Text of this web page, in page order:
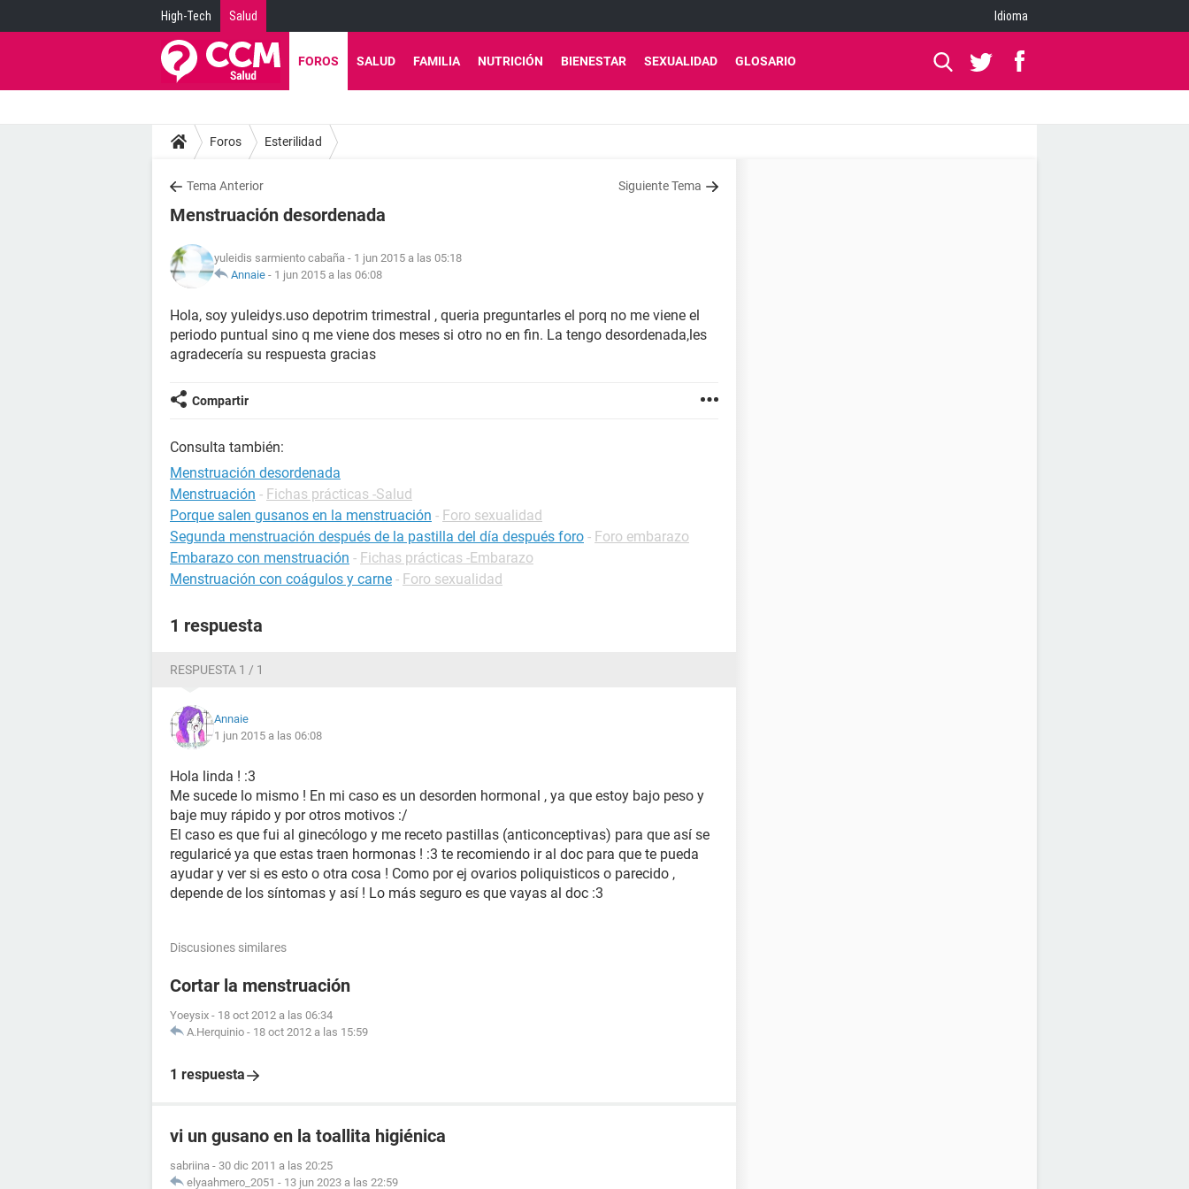
High-Tech Salud Idioma
FOROS SALUD FAMILIA NUTRICIÓN BIENESTAR SEXUALIDAD GLOSARIO
Foros Esterilidad
Tema Anterior Siguiente Tema
Menstruación desordenada
yuleidis sarmiento cabaña - 1 jun 2015 a las 05:18
Annaie - 1 jun 2015 a las 06:08
Hola, soy yuleidys.uso depotrim trimestral , queria preguntarles el porq no me viene el
periodo puntual sino q me viene dos meses si otro no en fin. La tengo desordenada,les
agradecería su respuesta gracias
Compartir
Consulta también:
Menstruación desordenada
Menstruación - Fichas prácticas -Salud
Porque salen gusanos en la menstruación - Foro sexualidad
Segunda menstruación después de la pastilla del día después foro - Foro embarazo
Embarazo con menstruación - Fichas prácticas -Embarazo
Menstruación con coágulos y carne - Foro sexualidad
1 respuesta
RESPUESTA 1 / 1
Annaie
1 jun 2015 a las 06:08
Hola linda ! :3
Me sucede lo mismo ! En mi caso es un desorden hormonal , ya que estoy bajo peso y
baje muy rápido y por otros motivos :/
El caso es que fui al ginecólogo y me receto pastillas (anticonceptivas) para que así se
regularicé ya que estas traen hormonas ! :3 te recomiendo ir al doc para que te pueda
ayudar y ver si es esto o otra cosa ! Como por ej ovarios poliquisticos o parecido ,
depende de los síntomas y así ! Lo más seguro es que vayas al doc :3
Discusiones similares
Cortar la menstruación
Yoeysix - 18 oct 2012 a las 06:34
A.Herquinio - 18 oct 2012 a las 15:59
1 respuesta
vi un gusano en la toallita higiénica
sabriina - 30 dic 2011 a las 20:25
elyaahmero_2051 - 13 jun 2023 a las 22:59